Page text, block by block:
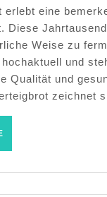
Diese
Weise zu
und
Qualität und
zeichnet